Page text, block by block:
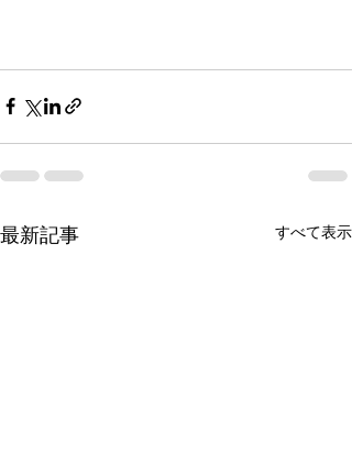
最新記事 すべて表示